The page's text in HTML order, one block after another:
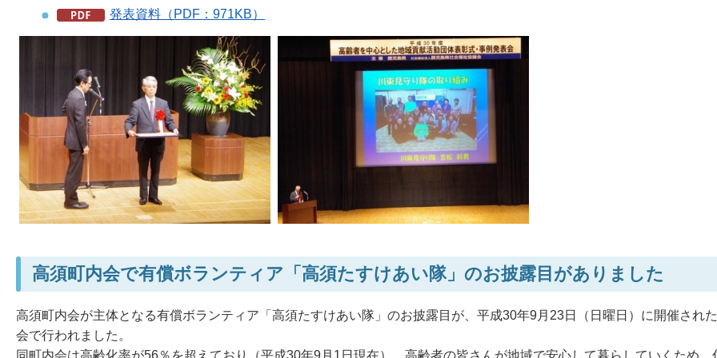
発表資料（PDF：971KB）
高須町内会で有償ボランティア「高須たすけあい隊」のお披露目がありました
高須町内会が主体となる有償ボランティア「高須たすけあい隊」のお披露目が、平成30年9月23日（日曜日）に開催され
会で行われました。